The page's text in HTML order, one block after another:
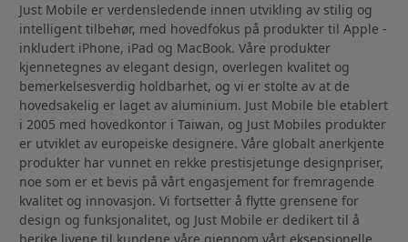
Just Mobile er verdensledende innen utvikling av stilig og
intelligent tilbehør, med hovedfokus på produkter til Apple -
inkludert iPhone, iPad og MacBook. Våre produkter
kjennetegnes av elegant design, overlegen kvalitet og
bemerkelsesverdig holdbarhet, og vi er stolte av at de
hovedsakelig er laget av aluminium. Just Mobile ble etablert
i 2005 med hovedkontor i Taiwan, og Just Mobiles produkter
er utviklet av europeiske designere. Våre globalt anerkjente
produkter har vunnet en rekke prestisjetunge designpriser,
noe som er et bevis på vårt engasjement for fremragende
kvalitet og innovasjon. Vi fortsetter å flytte grensene for
design og funksjonalitet, og Just Mobile er dedikert til å